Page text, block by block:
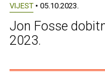
VIJEST • 05.10.2023.
Jon Fosse
2023.